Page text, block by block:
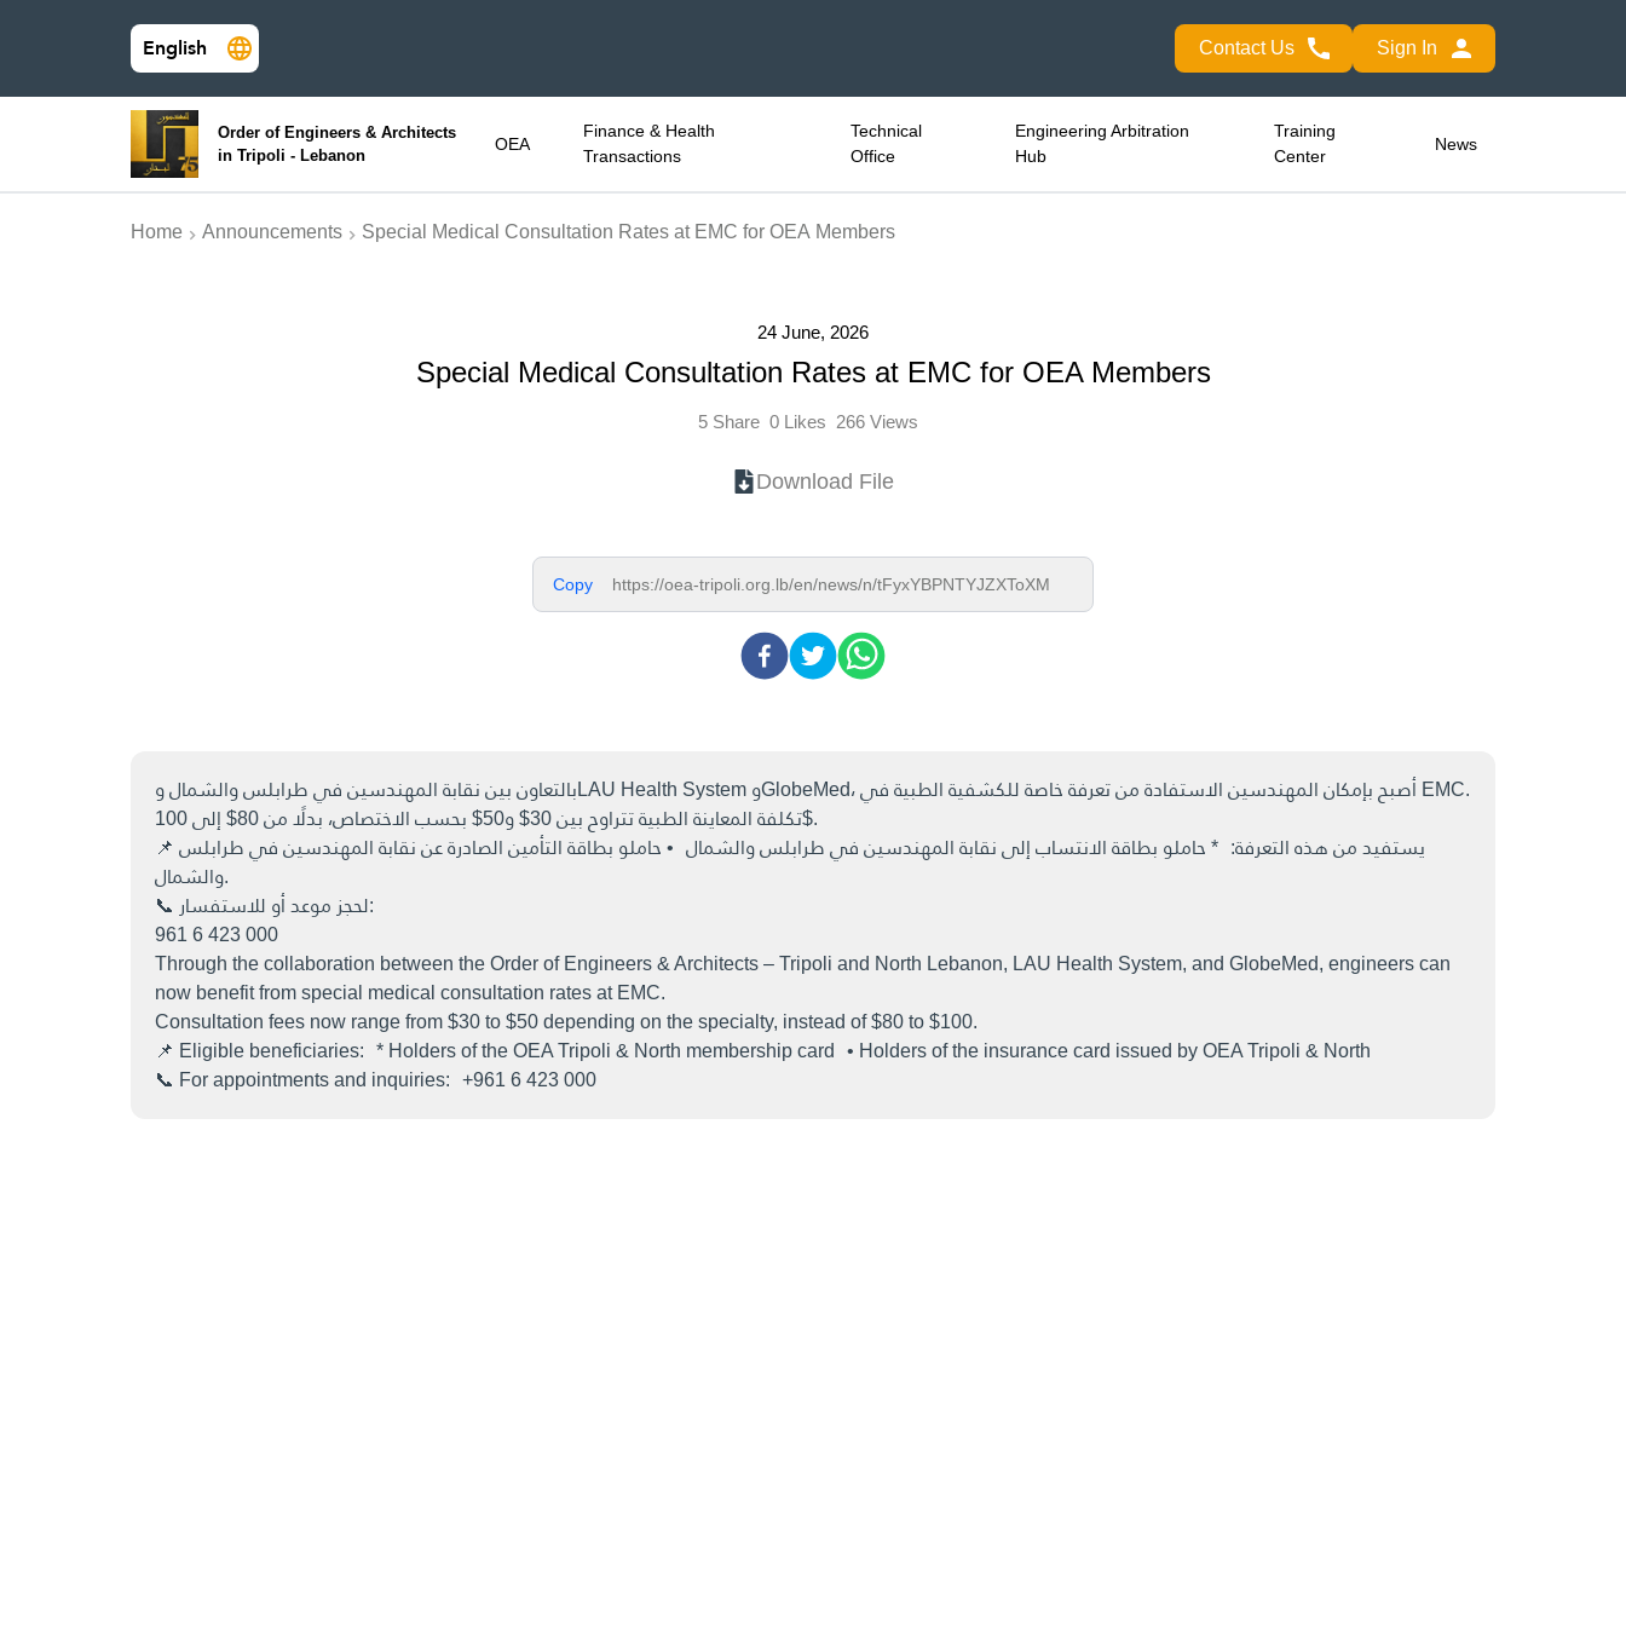
English Contact Us Sign In
Order of Engineers & Architects
in Tripoli - Lebanon
OEA
Finance & Health
Transactions
Technical
Office
Engineering Arbitration
Hub
Training
Center
News
Home Announcements Special Medical Consultation Rates at EMC for OEA Members
24 June, 2026
Special Medical Consultation Rates at EMC for OEA Members
5 Share 0 Likes 266 Views
Download File
Copy https://oea-tripoli.org.lb/en/news/n/tFyxYBPNTYJZXToXM
بالتعاون بين نقابة المهندسين في طرابلس والشمال وLAU Health System وGlobeMed، أصبح بإمكان المهندسين الاستفادة من تعرفة خاصة للكشفية الطبية في EMC.
تكلفة المعاينة الطبية تتراوح بين 30$ و50$ بحسب الاختصاص، بدلًا من 80$ إلى 100$.
📌 يستفيد من هذه التعرفة: * حاملو بطاقة الانتساب إلى نقابة المهندسين في طرابلس والشمال • حاملو بطاقة التأمين الصادرة عن نقابة المهندسين في طرابلس
والشمال.
📞 لحجز موعد أو للاستفسار:
961 6 423 000
Through the collaboration between the Order of Engineers & Architects – Tripoli and North Lebanon, LAU Health System, and GlobeMed, engineers can
now benefit from special medical consultation rates at EMC.
Consultation fees now range from $30 to $50 depending on the specialty, instead of $80 to $100.
📌 Eligible beneficiaries: * Holders of the OEA Tripoli & North membership card • Holders of the insurance card issued by OEA Tripoli & North
📞 For appointments and inquiries: +961 6 423 000